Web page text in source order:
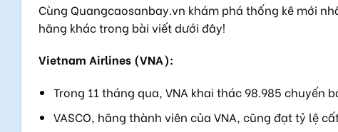
Cùng Quangcaosanbay.vn khám phá thống kê mới
hãng khác trong bài viết dưới đây!
Vietnam Airlines (VNA):
Trong 11 tháng qua, VNA khai thác 98.985 chuyến
VASCO, hãng thành viên của VNA, cũng đạt tỷ lệ